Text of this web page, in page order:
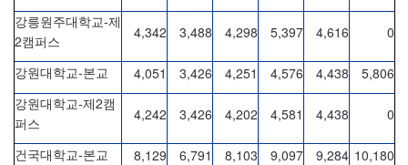
강릉원주대학교-제
2캠퍼스
4,342 3,488 4,298 5,397 4,616 0
강원대학교-본교 4,051 3,426 4,251 4,576 4,438 5,806
강원대학교-제 2캠
퍼스
4,242 3,426 4,202 4,581 4,438 0
건국대학교-본교 8,129 6,791 8,103 9,097 9,284 10,180